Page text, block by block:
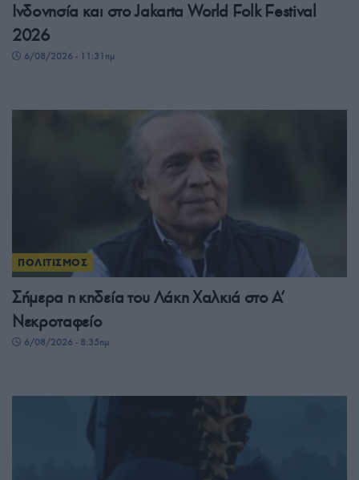
Ινδονησία και στο Jakarta World Folk Festival
2026
6/08/2026 - 11:31πμ
ΠΟΛΙΤΙΣΜΟΣ
Σήμερα η κηδεία του Λάκη Χαλκιά στο Α’
Νεκροταφείο
6/08/2026 - 8:35πμ